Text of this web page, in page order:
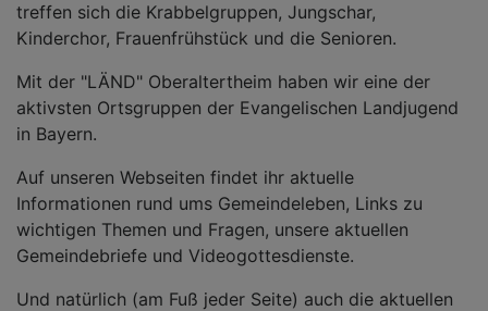
treffen sich die Krabbelgruppen, Jungschar,
Kinderchor, Frauenfrühstück und die Senioren.
Mit der "LÄND" Oberaltertheim haben wir eine der
aktivsten Ortsgruppen der Evangelischen Landjugend
in Bayern.
Auf unseren Webseiten findet ihr aktuelle
Informationen rund ums Gemeindeleben, Links zu
wichtigen Themen und Fragen, unsere aktuellen
Gemeindebriefe und Videogottesdienste.
Und natürlich (am Fuß jeder Seite) auch die aktuellen